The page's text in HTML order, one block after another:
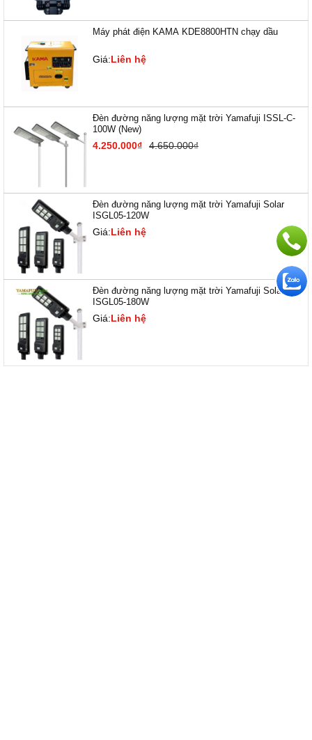
Máy phát điện KAMA KDE8800HTN chạy dầu
Giá:Liên hệ
Đèn đường năng lượng mặt trời Yamafuji ISSL-C-
100W (New)
4.250.000₫ 4.650.000₫
Đèn đường năng lượng mặt trời Yamafuji Solar
ISGL05-120W
Giá:Liên hệ
Đèn đường năng lượng mặt trời Yamafuji Solar
ISGL05-180W
Giá:Liên hệ